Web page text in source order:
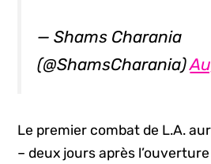
— Shams Charania
(@ShamsCharania)
Le premier combat de L.A.
– deux jours après